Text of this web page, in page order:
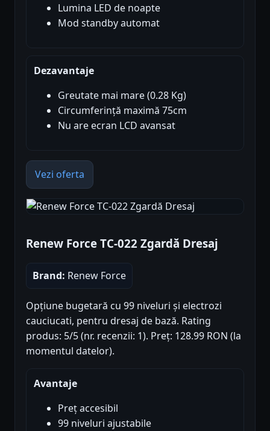
Lumina LED de noapte
Mod standby automat
Dezavantaje
Greutate mai mare (0.28 Kg)
Circumferință maximă 75cm
Nu are ecran LCD avansat
Vezi oferta
Renew Force TC-022 Zgardă Dresaj
Brand: Renew Force
Opțiune bugetară cu 99 niveluri și electrozi
cauciucati, pentru dresaj de bază. Rating
produs: 5/5 (nr. recenzii: 1). Preț: 128.99 RON (la
momentul datelor).
Avantaje
Preț accesibil
99 niveluri ajustabile